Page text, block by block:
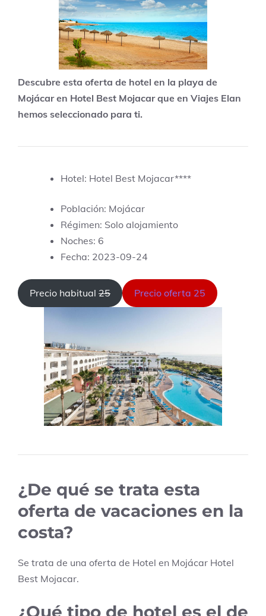
Descubre esta oferta de hotel en la playa de
Mojácar en Hotel Best Mojacar que en Viajes Elan
hemos seleccionado para ti.
Hotel: Hotel Best Mojacar****
Población: Mojácar
Régimen: Solo alojamiento
Noches: 6
Fecha: 2023-09-24
Precio habitual 25 Precio oferta 25
¿De qué se trata esta
oferta de vacaciones en la
costa?
Se trata de una oferta de Hotel en Mojácar Hotel
Best Mojacar.